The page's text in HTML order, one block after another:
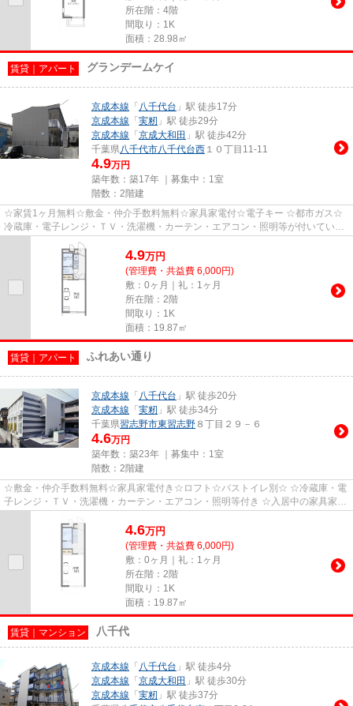
所在階：4階
間取り：1K
面積：28.98㎡
賃貸｜アパート グランデームケイ
京成本線 「 八千代台 」駅 徒歩17分
京成本線 「 実籾 」駅 徒歩29分
京成本線 「 京成大和田 」駅 徒歩42分
千葉県八千代市八千代台西 １０丁目11-11
4.9万円
築年数：築17年 ｜募集中： 1室
階数：2階建
☆家賃1ヶ月無料☆敷金・仲介手数料無料☆家具家電付☆電子キー ☆都市ガス☆
冷蔵庫・電子レンジ・ＴＶ・洗濯機・カーテン・エアコン・照明等が付いていま
すので、新生活が楽に始められます☆...
4.9万円
(管理費・共益費 6,000円)
敷：0ヶ月｜礼：1ヶ月
所在階：2階
間取り：1K
面積：19.87㎡
賃貸｜アパート ふれあい通り
京成本線 「 八千代台 」駅 徒歩20分
京成本線 「 実籾 」駅 徒歩34分
千葉県習志野市東習志野 ８丁目２９－６
4.6万円
築年数：築23年 ｜募集中： 1室
階数：2階建
☆敷金・仲介手数料無料☆家具家電付き☆ロフト☆バストイレ別☆ ☆冷蔵庫・電
子レンジ・ＴＶ・洗濯機・カーテン・エアコン・照明等付き ☆入居中の家具家電
4.6万円
(管理費・共益費 6,000円)
敷：0ヶ月｜礼：1ヶ月
所在階：2階
間取り：1K
面積：19.87㎡
賃貸｜マンション 八千代
京成本線 「 八千代台 」駅 徒歩4分
京成本線 「 京成大和田 」駅 徒歩30分
京成本線 「 実籾 」駅 徒歩37分